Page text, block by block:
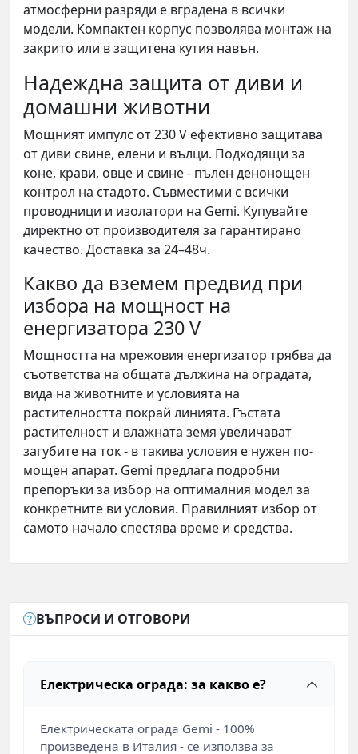
атмосферни разряди е вградена в всички
модели. Компактен корпус позволява монтаж на
закрито или в защитена кутия навън.
Надеждна защита от диви и
домашни животни
Мощният импулс от 230 V ефективно защитава
от диви свине, елени и вълци. Подходящи за
коне, крави, овце и свине - пълен денонощен
контрол на стадото. Съвместими с всички
проводници и изолатори на Gemi. Купувайте
директно от производителя за гарантирано
качество. Доставка за 24–48ч.
Какво да вземем предвид при
избора на мощност на
енергизатора 230 V
Мощността на мрежовия енергизатор трябва да
съответства на общата дължина на оградата,
вида на животните и условията на
растителността покрай линията. Гъстата
растителност и влажната земя увеличават
загубите на ток - в такива условия е нужен по-
мощен апарат. Gemi предлага подробни
препоръки за избор на оптималния модел за
конкретните ви условия. Правилният избор от
самото начало спестява време и средства.
ВЪПРОСИ И ОТГОВОРИ
Електрическа ограда: за какво е?
Електрическата ограда Gemi - 100%
произведена в Италия - се използва за